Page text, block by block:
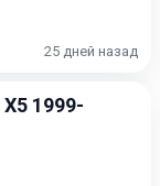
25 дней назад
1999-